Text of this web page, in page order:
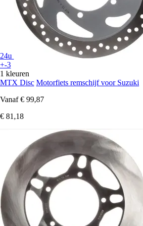
24u
+-3
1 kleuren
MTX Disc Motorfiets remschijf voor Suzuki
Vanaf € 99,87
€ 81,18